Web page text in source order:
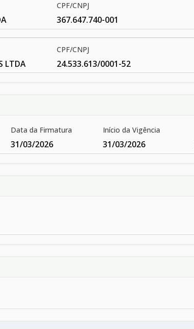
CPF/CNPJ
367.647.740-001
LTDA
CPF/CNPJ
24.533.613/0001-52
Data da Firmatura
31/03/2026
Início da Vigência
31/03/2026